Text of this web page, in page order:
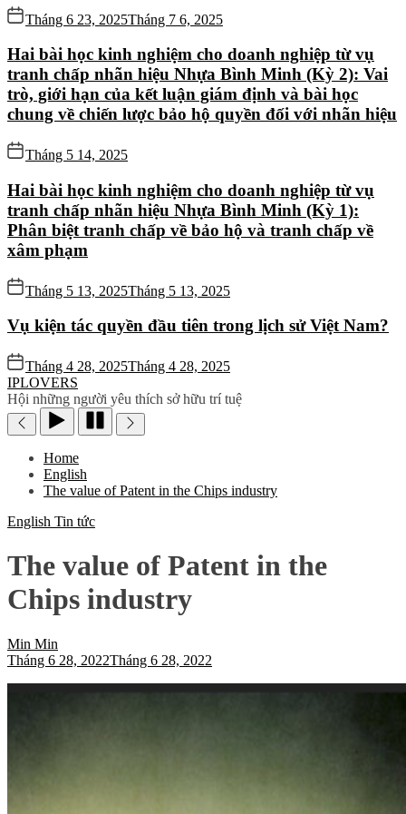
Tháng 6 23, 2025Tháng 7 6, 2025
Hai bài học kinh nghiệm cho doanh nghiệp từ vụ
tranh chấp nhãn hiệu Nhựa Bình Minh (Kỳ 2): Vai
trò, giới hạn của kết luận giám định và bài học
chung về chiến lược bảo hộ quyền đối với nhãn hiệu
Tháng 5 14, 2025
Hai bài học kinh nghiệm cho doanh nghiệp từ vụ
tranh chấp nhãn hiệu Nhựa Bình Minh (Kỳ 1):
Phân biệt tranh chấp về bảo hộ và tranh chấp về
xâm phạm
Tháng 5 13, 2025Tháng 5 13, 2025
Vụ kiện tác quyền đầu tiên trong lịch sử Việt Nam?
Tháng 4 28, 2025Tháng 4 28, 2025
IPLOVERS
Hội những người yêu thích sở hữu trí tuệ
Home
English
The value of Patent in the Chips industry
English Tin tức
The value of Patent in the
Chips industry
Min Min
Tháng 6 28, 2022Tháng 6 28, 2022